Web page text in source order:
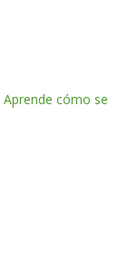
Aprende cómo se